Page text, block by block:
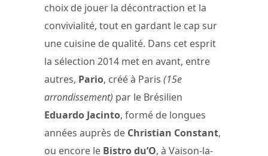
choix de jouer la décontraction et la
convivialité, tout en gardant le cap sur
une cuisine de qualité. Dans cet esprit
la sélection 2014 met en avant, entre
autres, Pario, créé à Paris (15e
arrondissement) par le Brésilien
Eduardo Jacinto, formé de longues
années auprès de Christian Constant,
ou encore le Bistro du’O, à Vaison-la-